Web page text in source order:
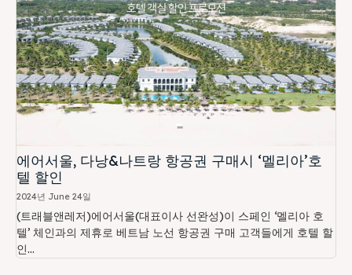
에어서울, 다낭&나트랑 항공권 구매시 ‘멜리아’호
텔 할인
2024년 June 24일
(트래블앤레저)에어서울(대표이사 선완성)이 스페인 ‘멜리아 호
텔’ 체인과의 제휴로 베트남 노선 항공권 구매 고객들에게 호텔 할
인...